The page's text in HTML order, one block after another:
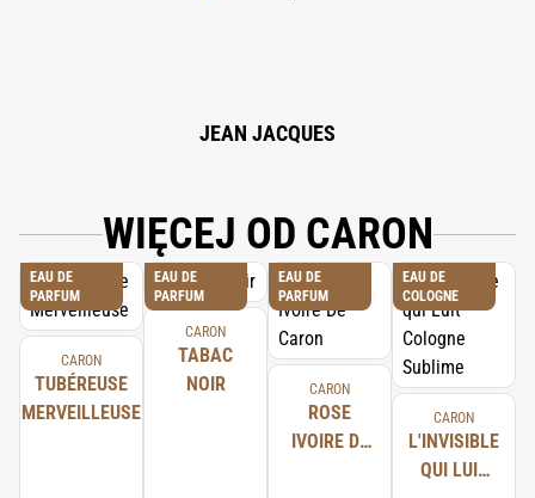
JEAN JACQUES
WIĘCEJ OD CARON
EAU DE
PARFUM
CARON
TUBÉREUSE
MERVEILLEUSE
EAU DE
PARFUM
CARON
TABAC
NOIR
EAU DE
PARFUM
CARON
ROSE
IVOIRE DE
EAU DE
COLOGNE
CARON
L'INVISIBLE
QUI LUIT